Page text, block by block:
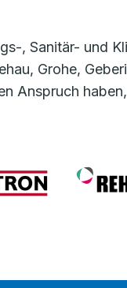
, Sanitär- und
Grohe,
Anspruch